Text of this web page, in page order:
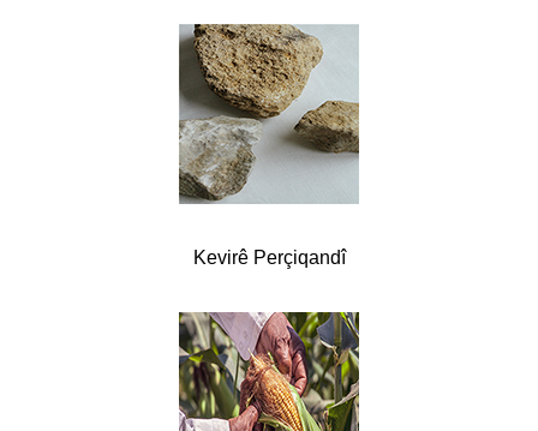
Kevirê Perçiqandî